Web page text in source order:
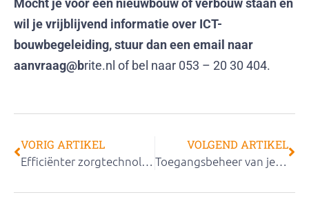
Mocht je voor een nieuwbouw of verbouw staan en
wil je vrijblijvend informatie over ICT-
bouwbegeleiding, stuur dan een email naar
aanvraag@brite.nl of bel naar 053 – 20 30 404.
VORIG ARTIKEL
Efficiënter zorgtechnologie toepassen? Bluetooth integratie met je WiFi-netwerk
VOLGEND ARTIKEL
Toegangsbeheer van je schoolnetwerk: wie vertrouw jij jouw netwerk toe?